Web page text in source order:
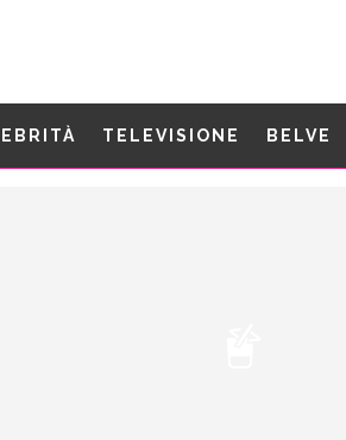
TELEVISIONE BELVE